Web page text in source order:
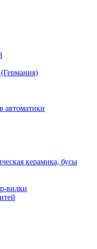
автоматики
керамика, бусы
вилки